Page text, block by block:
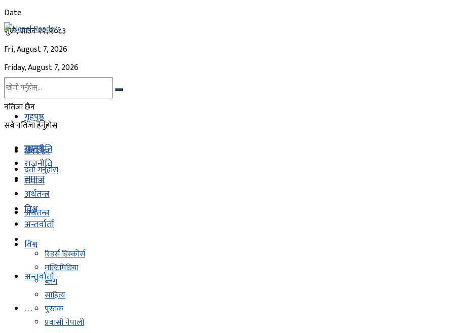
Date
शुक्र, साउन २२, २०८३
Fri, August 7, 2026
Friday, August 7, 2026
नतिजा छैन
सबै नतिजा हेर्नुहोस्
लग - इन
दर्ता गर्नुहोस्
गृहपृष्ठ
राजनीति
समाज
अर्थतन्त्र
विश्व
अन्तर्वार्ता
. . .
गृहपृष्ठ
राजनीति
समाज
अर्थतन्त्र
विश्व
अन्तर्वार्ता
. . .
रिडर्स डिस्कोर्स
मल्टिमिडिया
ब्लग
साहित्य
पुस्तक
प्रवासी नेपाली